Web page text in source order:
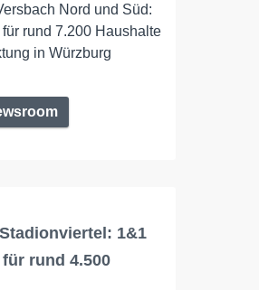
Nord und Süd:
rund 7.200 Haushalte
in Würzburg
1&1
rund 4.500